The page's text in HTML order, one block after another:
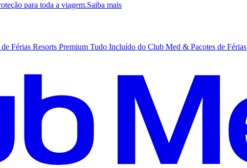
para toda a viagem.Saiba mais
Férias Resorts Premium Tudo Incluído do Club Med & Pacotes de Férias